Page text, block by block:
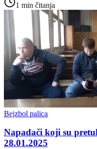
1 min čitanja
Bejzbol palica
Napadači koji su
28.01.2025